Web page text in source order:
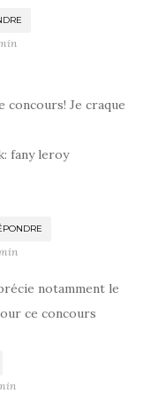
concours! Je craque
fany leroy
notamment le
ce concours